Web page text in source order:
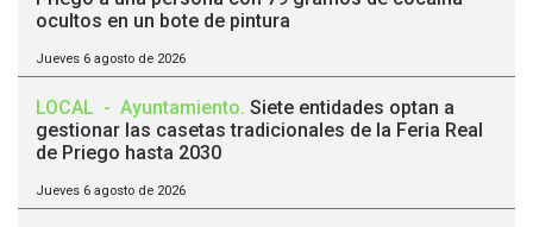
ocultos en un bote de pintura
Jueves 6 agosto de 2026
LOCAL - Ayuntamiento. Siete entidades optan a
gestionar las casetas tradicionales de la Feria Real
de Priego hasta 2030
Jueves 6 agosto de 2026